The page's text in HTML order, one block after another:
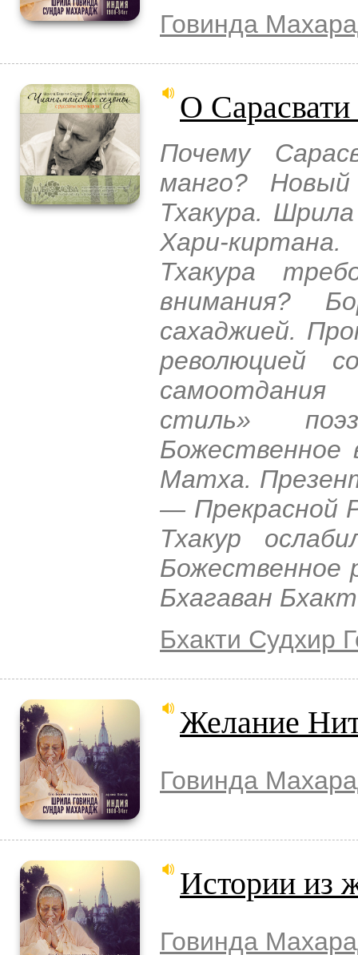
Говинда
О Сарасвати
Почему
манго?
Тхакура.
Хари-
Тхакура
внимания?
сахаджией.
революцией
стиль»
Божественное
Матха.
— Прекрасной
Тхакур
Божественное
Бхагаван
Бхакти Судхир
Желание
Говинда
Истории из
Говинда